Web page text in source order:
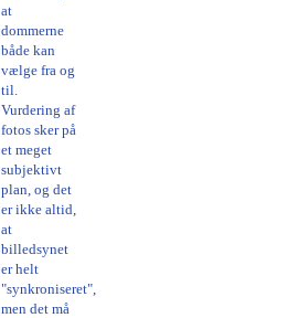
at
dommerne
både kan
vælge fra og
til.
Vurdering af
fotos sker på
et meget
subjektivt
plan, og det
er ikke altid,
at
billedsynet
er helt
"synkroniseret",
men det må